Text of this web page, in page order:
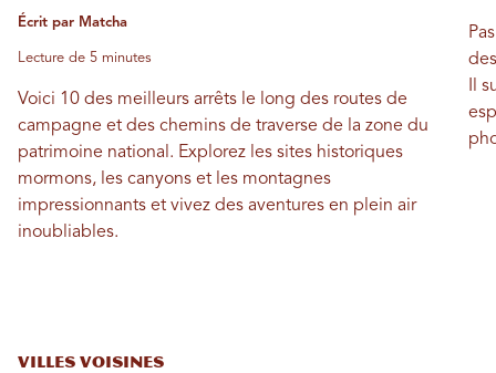
Écrit par Matcha
Lecture de 5 minutes
Voici 10 des meilleurs arrêts le long des routes de
campagne et des chemins de traverse de la zone du
patrimoine national. Explorez les sites historiques
mormons, les canyons et les montagnes
impressionnants et vivez des aventures en plein air
inoubliables.
Il
VILLES VOISINES